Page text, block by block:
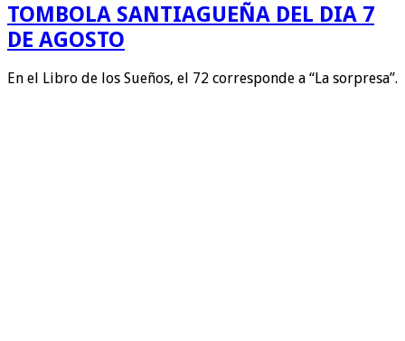
TOMBOLA SANTIAGUEÑA DEL DIA 7
DE AGOSTO
En el Libro de los Sueños, el 72 corresponde a “La sorpresa”.